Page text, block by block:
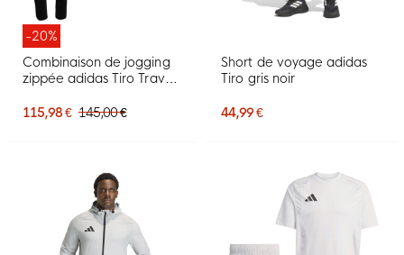
-20%
Combinaison de jogging
zippée adidas Tiro Travel
115,98 € 145,00 €
Short de voyage adidas
Tiro gris noir
44,99 €